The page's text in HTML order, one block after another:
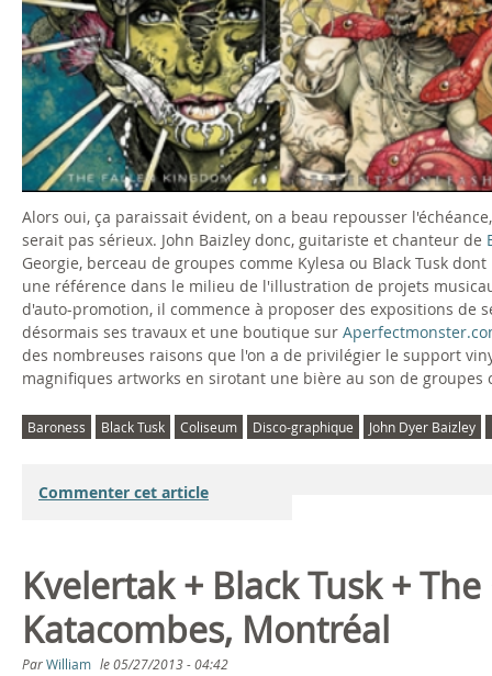
Alors oui, ça paraissait évident, on a beau repousser
serait pas sérieux. John Baizley donc, guitariste et chanteur de
Georgie, berceau de groupes comme Kylesa ou Black Tusk
une référence dans le milieu de l'illustration de projets
d'auto-promotion, il commence à proposer des expositions de
désormais ses travaux et une boutique sur
des nombreuses raisons que l'on a de privilégier le support
magnifiques artworks en sirotant une bière au son de groupes
Baroness Black Tusk Coliseum Disco-graphique John Dyer Baizley
Commenter cet article
Kvelertak + Black Tusk +
Katacombes, Montréal
ParWilliam le05/27/2013 - 04:42